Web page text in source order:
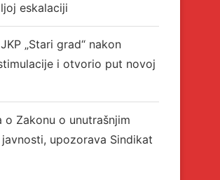
eskalaciji
„Stari grad“ nakon
i otvorio put novoj
o Zakonu o unutrašnjim
upozorava Sindikat